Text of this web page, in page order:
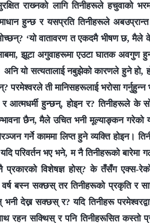
राख्‍नको लागि तिनीहरूले हचुवाको
हुन्छ र यसप्रति तिनीहरूले
‘यो वातावरण त एकदमै भीषण छ, मैले
झूटा अगुवाहरूमा एउटा घातक अवगुण
अनि यो सत्यतालाई नबुझेको कारणले हुने हो,
परमेश्‍वरले ती मानिसहरूलाई भरोसा गर्नुहुन्‍न
आत्मधर्मी हुन्छन्, होइन र? तिनीहरूले के
छैन, मैले उचित भनी मूल्याङ्कन
गर्ने काममा लिप्त हुने व्यक्ति होइन।
परिवर्तन भए भने, म नै तिनीहरूको बारेमा
प्रकारको विशेषज्ञ होस्? के तँसँग एक्स-
बस्न सक्छस् तर तिनीहरूको प्रकृति र
देख्न सक्छस् र? यदि तिनीहरू
रहन सक्थिस् र पनि तिनीहरूसित कस्तो